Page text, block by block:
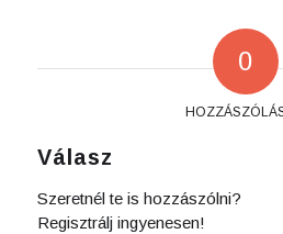
0
Válasz
Szeretnél te is hozzászólni?
Regisztrálj ingyenesen!